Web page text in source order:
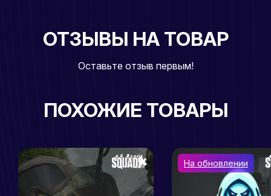
ОТЗЫВЫ НА ТОВАР
Оставьте отзыв первым!
ПОХОЖИЕ ТОВАРЫ
На обновлении